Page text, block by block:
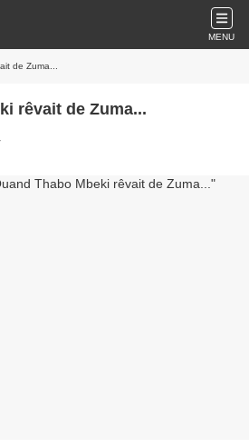
MENU
de Zuma...
rêvait de Zuma...